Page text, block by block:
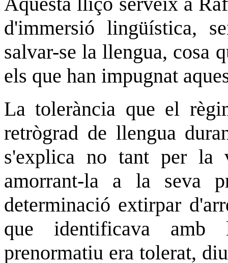
d'immersió lingüística,
salvar-se la llengua, cosa
els que han impugnat
La tolerància que el
retrògrad de llengua
s'explica no tant per la
amorrant-la a la seva
determinació extirpar
que identificava amb
prenormatiu era tolerat,